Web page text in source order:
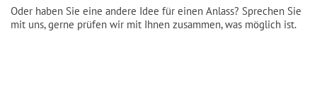
Oder haben Sie eine andere Idee für einen Anlass? Sprechen Sie
mit uns, gerne prüfen wir mit Ihnen zusammen, was möglich ist.